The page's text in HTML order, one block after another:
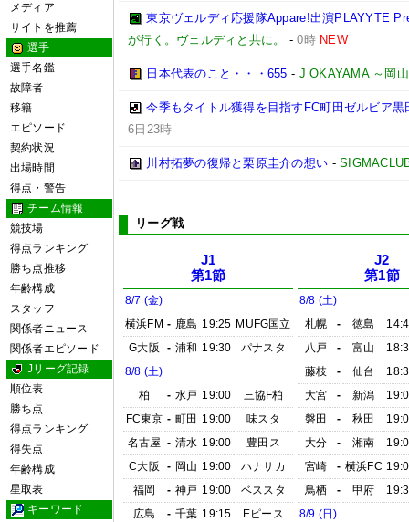
メディア
サイトを推薦
選手
選手名鑑
故障者
移籍
エピソード
契約状況
出場時間
得点・警告
チーム情報
競技場
得点ランキング
勝ち点推移
年齢構成
スタッフ
関係者ニュース
関係者エピソード
Jリーグ記録
順位表
勝ち点
得点ランキング
得失点
年齢構成
星取表
キーワード
東京ヴェルディ応援隊Appare!出演PLAYYTE
が行く。ヴェルディと共に。
-0時 NEW
日本代表のこと・・・655 - J OKAYAMA ～岡
今季もタイトル獲得を目指すFC町田ゼルビア
6日23時
川村拓夢の復帰と栗原圭介の想い -
リーグ戦
J1
第1節
8/7 (金)
横浜FM - 鹿島 19:25 MUFG国立
G大阪
- 浦和 19:30
パナスタ
8/8 (土)
柏
- 水戸 19:00
三協F柏
FC東京 - 町田 19:00
味スタ
名古屋 - 清水 19:00
豊田ス
C大阪
- 岡山 19:00
ハナサカ
福岡
- 神戸 19:00
ベススタ
広島
- 千葉 19:15
Eピース
J2
第1節
8/8 (土)
札幌
- 徳島
八戸
- 富山
藤枝
- 仙台
大宮
- 新潟
磐田
- 秋田
大分
- 湘南
宮崎
- 横浜FC
鳥栖
- 甲府
8/9 (日)